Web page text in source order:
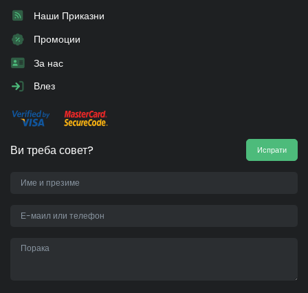
Наши Приказни
Промоции
За нас
Влез
Ви треба совет? Испрати